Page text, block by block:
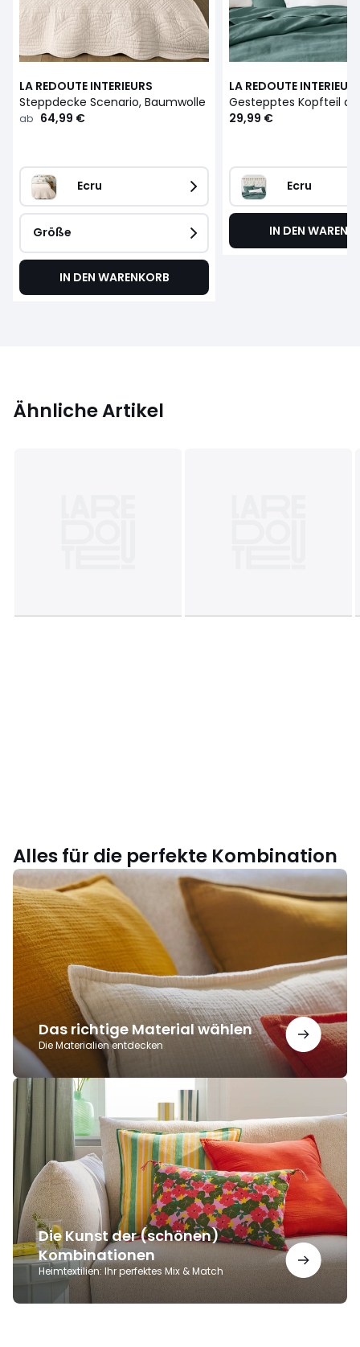
LA REDOUTE INTERIEURS
Steppdecke Scenario, Baumwolle
ab 64,99 €
Ecru
Größe
IN DEN WARENKORB
LA REDOUTE
29,99 €
Ecru
IN DEN
Ähnliche Artikel
Alles für die perfekte Kombination
Das richtige Material wählen
Die Materialien entdecken
Das
richtige
Material
wählen
Die Kunst der (schönen)
Kombinationen
Heimtextilien: Ihr perfektes Mix & Match
Die
Kunst
der
(schönen)
Kombinationen